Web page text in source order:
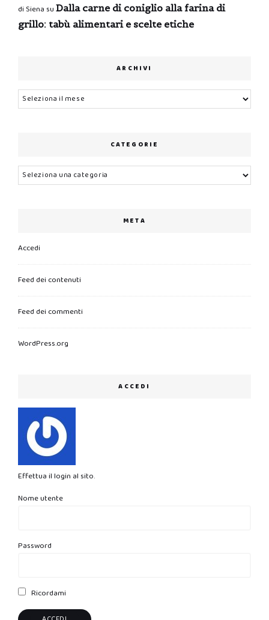
di Siena su Dalla carne di coniglio alla farina di
grillo: tabù alimentari e scelte etiche
ARCHIVI
Archivi
CATEGORIE
Categorie
META
Accedi
Feed dei contenuti
Feed dei commenti
WordPress.org
ACCEDI
Effettua il login al sito.
Nome utente
Password
Ricordami